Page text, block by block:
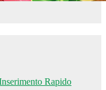
Rapido